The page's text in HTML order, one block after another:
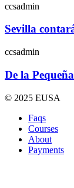
ccsadmin
Sevilla
ccsadmin
De la
© 2025 EUSA
Faqs
Courses
About
Payments